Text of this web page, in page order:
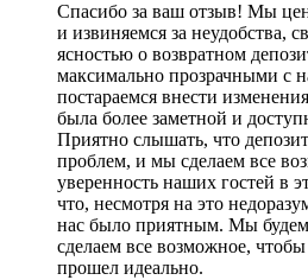
Спасибо за ваш отзыв! Мы
и извиняемся за неудобства,
ясностью о возвратном
максимально прозрачными с
постараемся внести
была более заметной и
Приятно слышать, что
проблем, и мы сделаем все
уверенность наших гостей в
что, несмотря на это
нас было приятным. Мы будем
сделаем все возможное,
прошел идеально.